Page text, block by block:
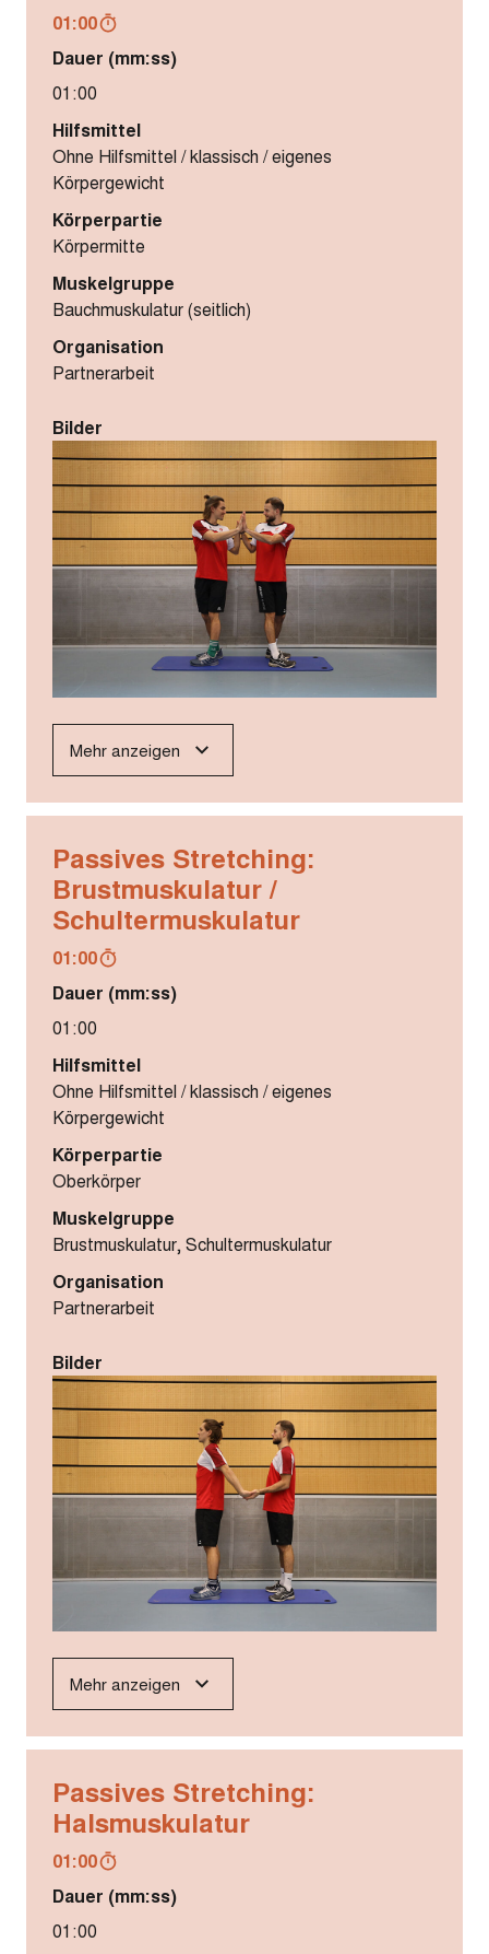
01:00
Dauer (mm:ss)
01:00
Hilfsmittel
Ohne Hilfsmittel / klassisch / eigenes
Körpergewicht
Körperpartie
Körpermitte
Muskelgruppe
Bauchmuskulatur (seitlich)
Organisation
Partnerarbeit
Bilder
Mehr anzeigen
Passives Stretching:
Brustmuskulatur /
Schultermuskulatur
01:00
Dauer (mm:ss)
01:00
Hilfsmittel
Ohne Hilfsmittel / klassisch / eigenes
Körpergewicht
Körperpartie
Oberkörper
Muskelgruppe
Brustmuskulatur, Schultermuskulatur
Organisation
Partnerarbeit
Bilder
Mehr anzeigen
Passives Stretching:
Halsmuskulatur
01:00
Dauer (mm:ss)
01:00